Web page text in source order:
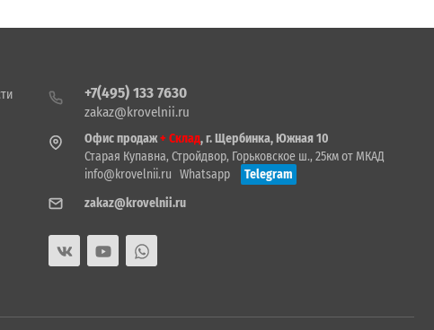
+7(495) 133 7630
zakaz@krovelnii.ru
Офис продаж+ Склад, г. Щербинка, Южная 10
Старая Купавна, Стройдвор, Горьковское ш., 25км от МКАД
info@krovelnii.ru
Whatsapp
Telegram
zakaz@krovelnii.ru